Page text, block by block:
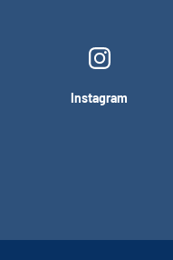
Instagram